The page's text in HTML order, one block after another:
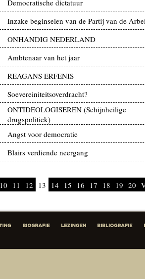
Democratische dictatuur
Inzake beginselen van de Partij van de
ONHANDIG NEDERLAND
Ambtenaar van het jaar
REAGANS ERFENIS
Soevereiniteitsoverdracht?
ONTIDEOLOGISEREN (Schijnheilige
drugspolitiek)
Angst voor democratie
Blairs verdiende neergang
10 11 12 13 14 15 16 17 18 19 20